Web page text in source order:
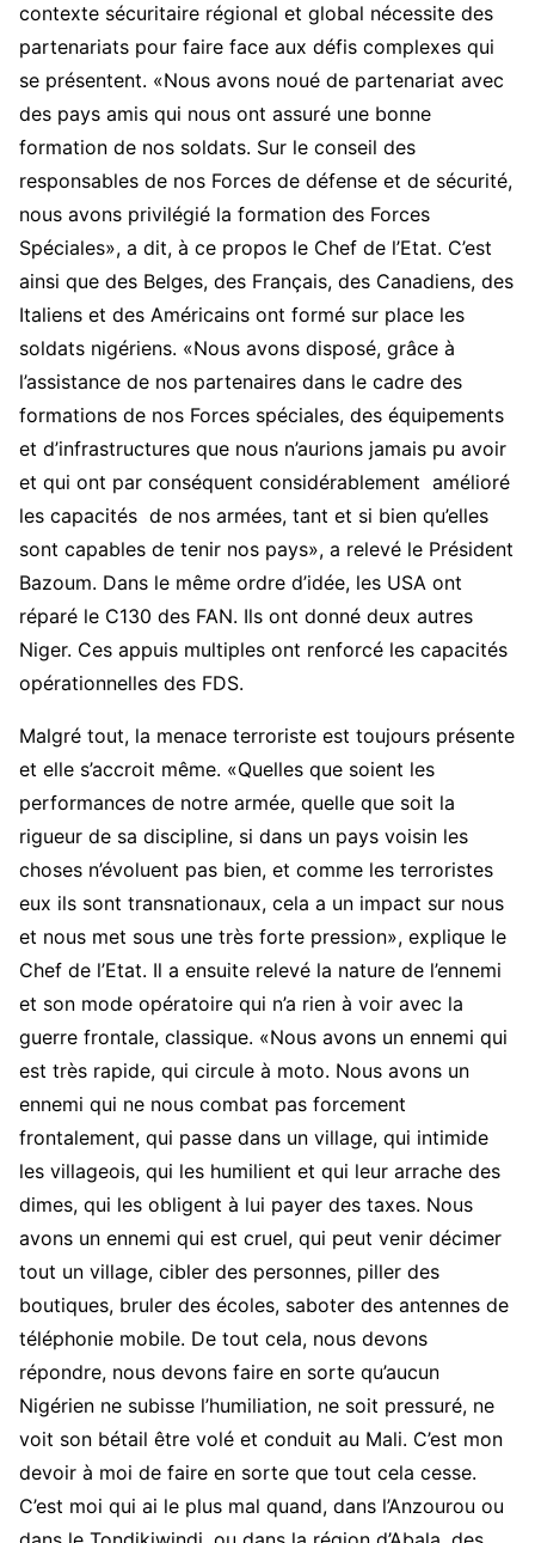
contexte sécuritaire régional et global nécessite des
partenariats pour faire face aux défis complexes qui
se présentent. «Nous avons noué de partenariat avec
des pays amis qui nous ont assuré une bonne
formation de nos soldats. Sur le conseil des
responsables de nos Forces de défense et de sécurité,
nous avons privilégié la formation des Forces
Spéciales», a dit, à ce propos le Chef de l’Etat. C’est
ainsi que des Belges, des Français, des Canadiens, des
Italiens et des Américains ont formé sur place les
soldats nigériens. «Nous avons disposé, grâce à
l’assistance de nos partenaires dans le cadre des
formations de nos Forces spéciales, des équipements
et d’infrastructures que nous n’aurions jamais pu avoir
et qui ont par conséquent considérablement amélioré
les capacités de nos armées, tant et si bien qu’elles
sont capables de tenir nos pays», a relevé le Président
Bazoum. Dans le même ordre d’idée, les USA ont
réparé le C130 des FAN. Ils ont donné deux autres
Niger. Ces appuis multiples ont renforcé les capacités
opérationnelles des FDS.
Malgré tout, la menace terroriste est toujours présente
et elle s’accroit même. «Quelles que soient les
performances de notre armée, quelle que soit la
rigueur de sa discipline, si dans un pays voisin les
choses n’évoluent pas bien, et comme les terroristes
eux ils sont transnationaux, cela a un impact sur nous
et nous met sous une très forte pression», explique le
Chef de l’Etat. Il a ensuite relevé la nature de l’ennemi
et son mode opératoire qui n’a rien à voir avec la
guerre frontale, classique. «Nous avons un ennemi qui
est très rapide, qui circule à moto. Nous avons un
ennemi qui ne nous combat pas forcement
frontalement, qui passe dans un village, qui intimide
les villageois, qui les humilient et qui leur arrache des
dimes, qui les obligent à lui payer des taxes. Nous
avons un ennemi qui est cruel, qui peut venir décimer
tout un village, cibler des personnes, piller des
boutiques, bruler des écoles, saboter des antennes de
téléphonie mobile. De tout cela, nous devons
répondre, nous devons faire en sorte qu’aucun
Nigérien ne subisse l’humiliation, ne soit pressuré, ne
voit son bétail être volé et conduit au Mali. C’est mon
devoir à moi de faire en sorte que tout cela cesse.
C’est moi qui ai le plus mal quand, dans l’Anzourou ou